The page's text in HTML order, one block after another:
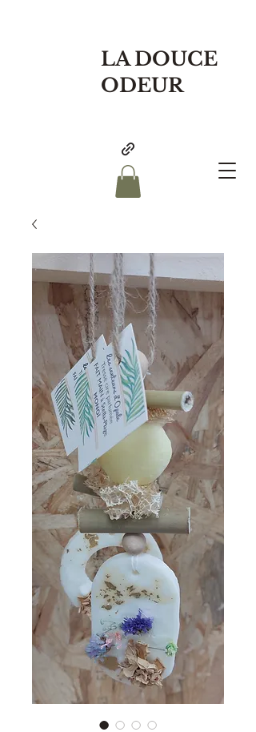
LA DOUCE
ODEUR